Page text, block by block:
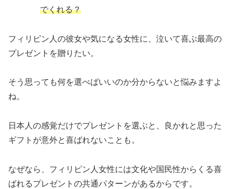
でくれる？
フィリピン人の彼女や気になる女性に、泣いて喜ぶ最高の
プレゼントを贈りたい。
そう思っても何を選べばいいのか分からないと悩みますよ
ね。
日本人の感覚だけでプレゼントを選ぶと、良かれと思った
ギフトが意外と喜ばれないことも。
なぜなら、フィリピン人女性には文化や国民性からくる喜
ばれるプレゼントの共通パターンがあるからです。